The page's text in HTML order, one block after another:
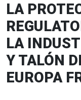
LA
LA
Y TALÓN
EUROPA